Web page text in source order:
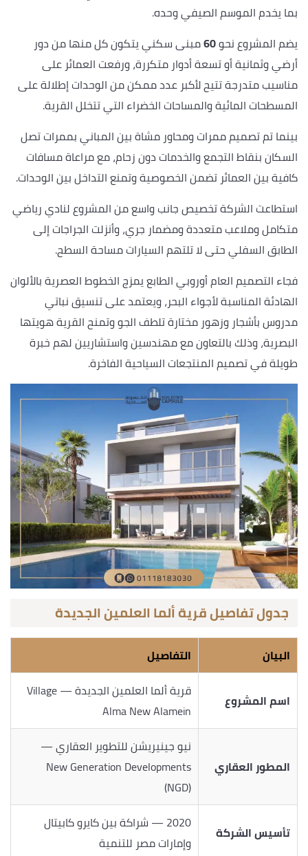
بما يخدم الموسم الصيفي وحده.
يضم المشروع نحو60مبنى سكني يتكون كل منها من دور
أرضي وثمانية أو تسعة أدوار متكررة، ورفعت العمائر على
مناسيب متدرجة تتيح لأكبر عدد ممكن من الوحدات إطلالة على
المسطحات المائية والمساحات الخضراء التي تتخلل القرية.
بينما تم تصميم ممرات ومحاور مشاة بين المباني بممرات تصل
السكان بنقاط التجمع والخدمات دون زحام، مع مراعاة مسافات
كافية بين العمائر تضمن الخصوصية وتمنع التداخل بين الوحدات.
استطاعت الشركة تخصيص جانب واسع من المشروع لنادي رياضي
متكامل وملاعب متعددة ومضمار جري، وأنزلت الجراجات إلى
الطابق السفلي حتى لا تلتهم السيارات مساحة السطح.
فجاء التصميم العام أوروبي الطابع يمزج الخطوط العصرية بالألوان
الهادئة المناسبة لأجواء البحر، ويعتمد على تنسيق نباتي
مدروس بأشجار وزهور مختارة تلطف الجو وتمنح القرية هويتها
البصرية، وذلك بالتعاون مع مهندسين واستشاريين لهم خبرة
طويلة في تصميم المنتجعات السياحية الفاخرة.
جدول تفاصيل قرية ألما العلمين الجديدة
البيان التفاصيل
اسم المشروع
قرية ألما العلمين الجديدة — Village
Alma New Alamein
المطور العقاري
نيو جينيريشن للتطوير العقاري —
New Generation Developments
(NGD)
تأسيس الشركة
2020 — شراكة بين كايرو كابيتال
وإمارات مصر للتنمية